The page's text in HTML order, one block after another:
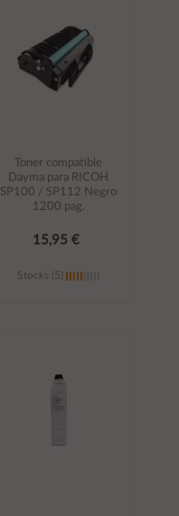
Toner compatible
Dayma para RICOH
SP100 / SP112 Negro
1200 pag.
15,95 €
Stocks (5)